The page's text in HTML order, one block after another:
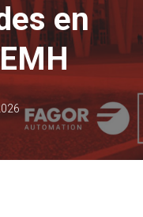
en